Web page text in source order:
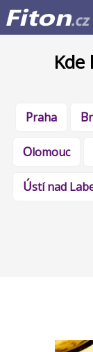
Praha
Olomouc
Ústí nad